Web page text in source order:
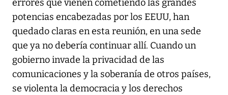
errores que vienen cometiendo las grandes
potencias encabezadas por los EEUU, han
quedado claras en esta reunión, en una sede
que ya no debería continuar allí. Cuando un
gobierno invade la privacidad de las
comunicaciones y la soberanía de otros países,
se violenta la democracia y los derechos